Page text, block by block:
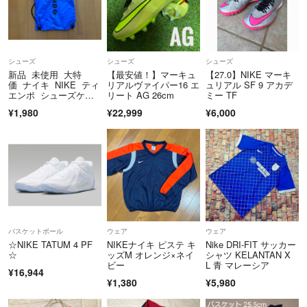
シューズ
新品 未使用 大特
価 ナイキ NIKE ティ
エンポ シューズケー
¥1,980
シューズ
【最安値！】マーキュ
リアルヴァイパー16 エ
リート AG 26cm
¥22,999
シューズ
【27.0】NIKE マーキ
ュリアル SF 9 アカデ
ミー TF
¥6,000
バスケットボール
☆NIKE TATUM 4 PF
☆
¥16,944
ウェア
NIKEナイキ ピステ キ
ッズM オレンジ×ネイ
ビー
¥1,380
ウェア
Nike DRI-FIT サッカー
シャツ KELANTAN X
L 青 マレーシア
¥5,980